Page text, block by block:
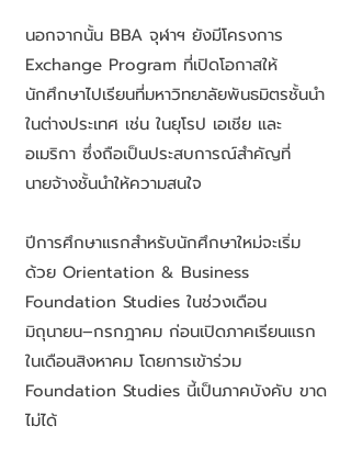
นอกจากนั้น BBA จุฬาฯ ยังมีโครงการ
Exchange Program ที่เปิดโอกาสให้
นักศึกษาไปเรียนที่มหาวิทยาลัยพันธมิตรชั้นนำ
ในต่างประเทศ เช่น ในยุโรป เอเชีย และ
อเมริกา ซึ่งถือเป็นประสบการณ์สำคัญที่
นายจ้างชั้นนำให้ความสนใจ
ปีการศึกษาแรกสำหรับนักศึกษาใหม่จะเริ่ม
ด้วย Orientation & Business
Foundation Studies ในช่วงเดือน
มิถุนายน–กรกฎาคม ก่อนเปิดภาคเรียนแรก
ในเดือนสิงหาคม โดยการเข้าร่วม
Foundation Studies นี้เป็นภาคบังคับ ขาด
ไม่ได้